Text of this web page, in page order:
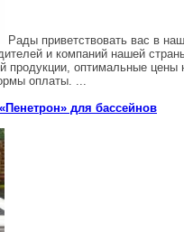
Рады приветствовать вас в
и компаний нашей
продукции, оптимальные
оплаты. ...
для бассейнов